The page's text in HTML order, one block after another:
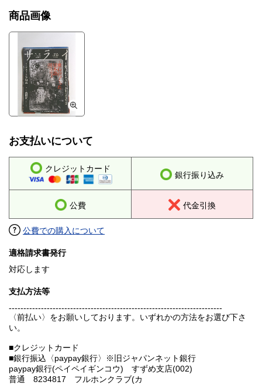
商品画像
お支払いについて
クレジットカード
銀行振り込み
公費 代金引換
公費での購入について
適格請求書発行
対応します
支払方法等
-------------------------------------------------------------------------
〈前払い〉をお願いしております。いずれかの方法をお選び下さ
い。
■クレジットカード
■銀行振込〈paypay銀行〉※旧ジャパンネット銀行
paypay銀行(ペイペイギンコウ) すずめ支店(002)
普通 8234817 フルホンクラブ(カ